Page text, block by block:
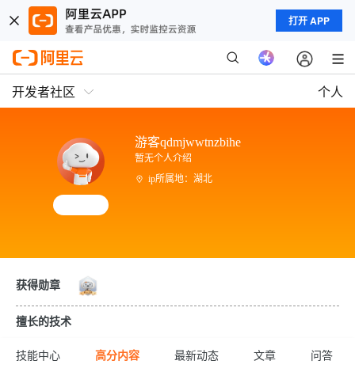
打开 APP
开发者社区 个人
游客qdmjwwtnzbihe
暂无个人介绍
ip所属地：湖北
获得勋章
擅长的技术
技能中心 高分内容 最新动态 文章 问答